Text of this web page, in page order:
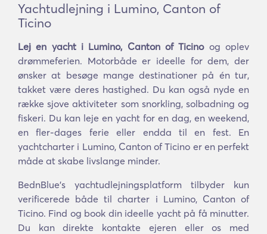
Yachtudlejning i Lumino, Canton of
Ticino
Lej en yacht i Lumino, Canton of Ticinoog oplev
drømmeferien. Motorbåde er ideelle for dem, der
ønsker at besøge mange destinationer på én tur,
takket være deres hastighed. Du kan også nyde en
række sjove aktiviteter som snorkling, solbadning og
fiskeri. Du kan leje en yacht for en dag, en weekend,
en fler-dages ferie eller endda til en fest. En
yachtcharter i Lumino, Canton of Ticino er en perfekt
måde at skabe livslange minder.
BednBlue's yachtudlejningsplatform tilbyder kun
verificerede både til charter i Lumino, Canton of
Ticino. Find og book din ideelle yacht på få minutter.
Du kan direkte kontakte ejeren eller os med